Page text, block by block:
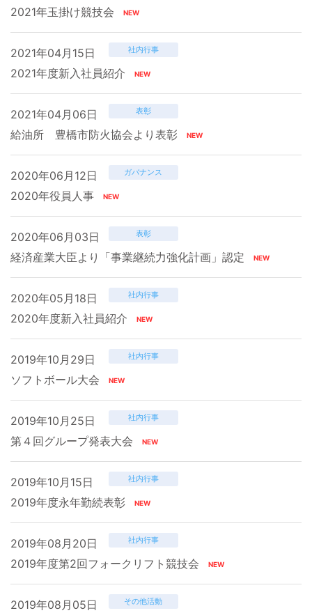
2021年玉掛け競技会
2021年04月15日 社内行事
2021年度新入社員紹介
2021年04月06日 表彰
給油所 豊橋市防火協会より表彰
2020年06月12日 ガバナンス
2020年役員人事
2020年06月03日 表彰
経済産業大臣より「事業継続力強化計画」認定
2020年05月18日 社内行事
2020年度新入社員紹介
2019年10月29日 社内行事
ソフトボール大会
2019年10月25日 社内行事
第４回グループ発表大会
2019年10月15日 社内行事
2019年度永年勤続表彰
2019年08月20日 社内行事
2019年度第2回フォークリフト競技会
2019年08月05日 その他活動